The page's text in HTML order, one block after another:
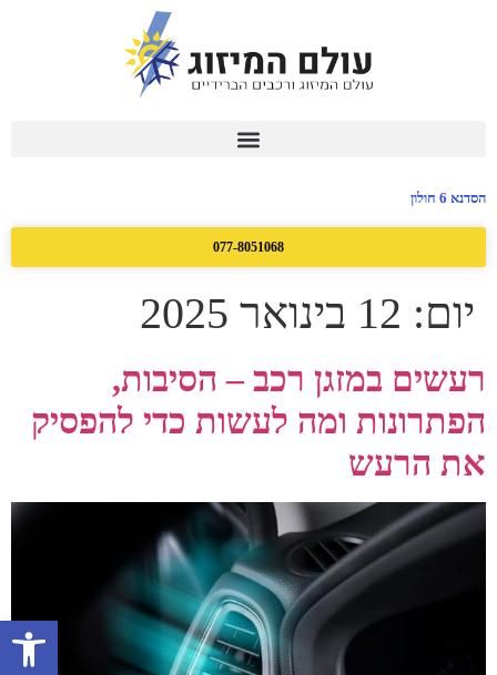
הסדנא 6 חולון
077-8051068
יום: 12 בינואר 2025
רעשים במזגן רכב – הסיבות,
הפתרונות ומה לעשות כדי להפסיק
את הרעש